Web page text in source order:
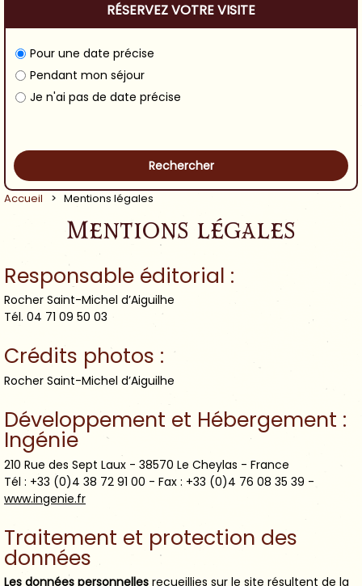
RÉSERVEZ VOTRE VISITE
Pour une date précise
Pendant mon séjour
Je n'ai pas de date précise
Accueil > Mentions légales
Mentions légales
Responsable éditorial :
Rocher Saint-Michel d’Aiguilhe
Tél. 04 71 09 50 03
Crédits photos :
Rocher Saint-Michel d’Aiguilhe
Développement et Hébergement :
Ingénie
210 Rue des Sept Laux - 38570 Le Cheylas - France
Tél : +33 (0)4 38 72 91 00 - Fax : +33 (0)4 76 08 35 39 -
www.ingenie.fr
Traitement et protection des
données
Les données personnelles recueillies sur le site résultent de la